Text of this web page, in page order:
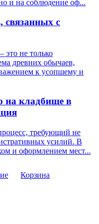
и на соблюдение оф...
связанных с
не только
древних обычаев,
к усопшему и
на кладбище в
требующий не
усилий. В
и оформлением мест...
Корзина